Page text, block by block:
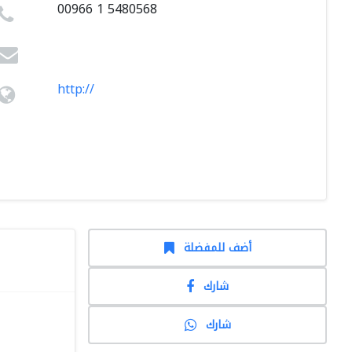
00966 1 5480568
http://
أضف للمفضلة
شارك
شارك